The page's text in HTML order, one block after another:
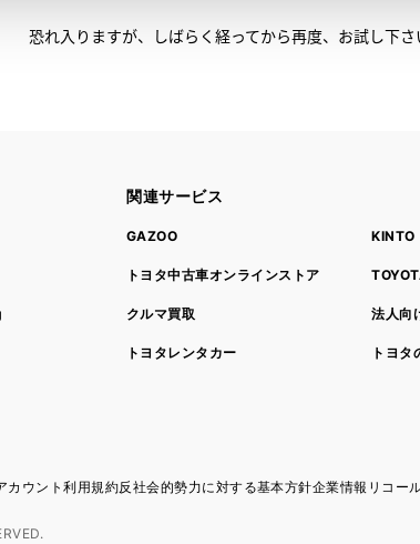
恐れ入りますが、しばらく経ってから再度、お試し下さ
関連サービス
GAZOO
トヨタ中古車オンラインストア
クルマ買取
トヨタレンタカー
KINTO
法人向
トヨタ
カウント利用規約反社会的勢力に対する基本方針企業情報 リコー